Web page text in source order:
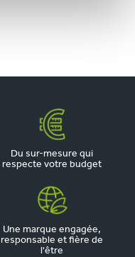
Du sur-mesure qui
respecte votre budget
Une marque engagée,
responsable et fière de
l'être